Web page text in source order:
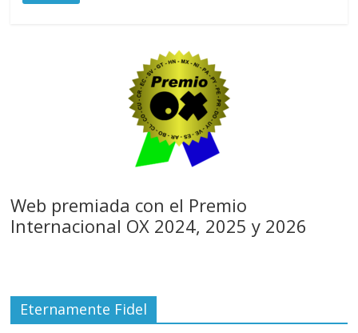
Web premiada con el Premio
Internacional OX 2024, 2025 y 2026
Eternamente Fidel